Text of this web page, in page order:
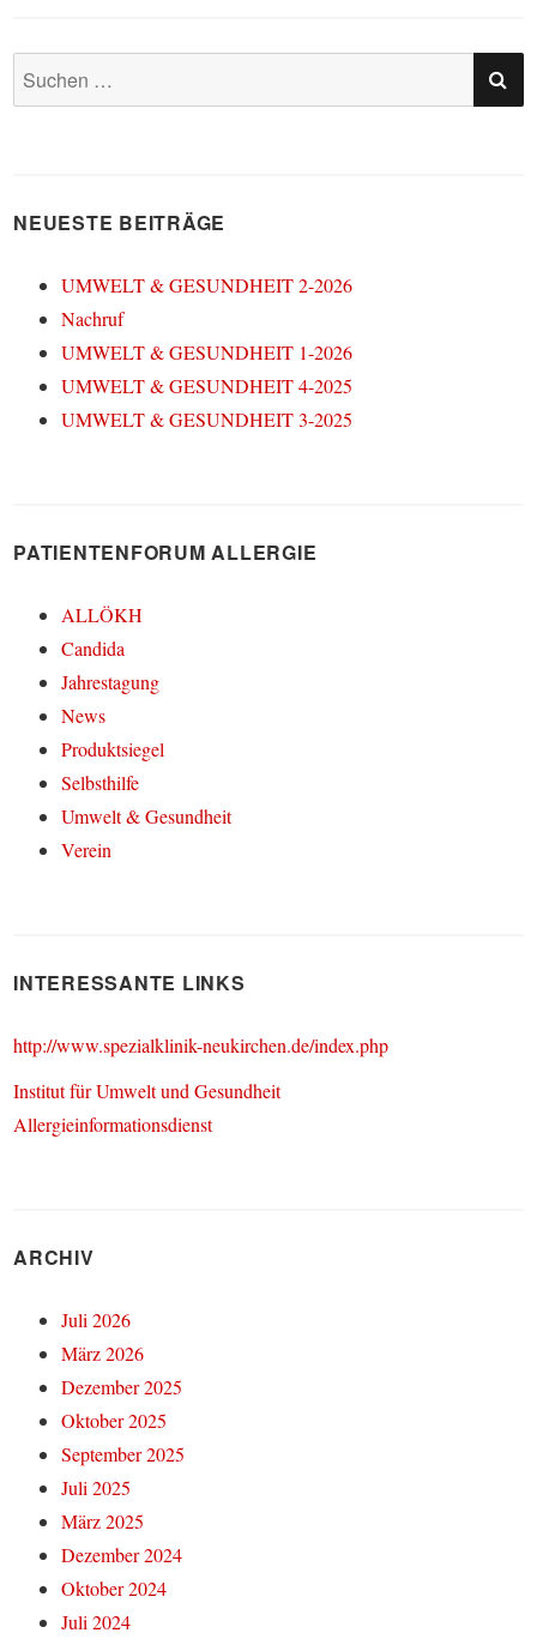
Suchen
nach:
NEUESTE BEITRÄGE
UMWELT & GESUNDHEIT 2-2026
Nachruf
UMWELT & GESUNDHEIT 1-2026
UMWELT & GESUNDHEIT 4-2025
UMWELT & GESUNDHEIT 3-2025
PATIENTENFORUM ALLERGIE
ALLÖKH
Candida
Jahrestagung
News
Produktsiegel
Selbsthilfe
Umwelt & Gesundheit
Verein
INTERESSANTE LINKS
http://www.spezialklinik-neukirchen.de/index.php
Institut für Umwelt und Gesundheit
Allergieinformationsdienst
ARCHIV
Juli 2026
März 2026
Dezember 2025
Oktober 2025
September 2025
Juli 2025
März 2025
Dezember 2024
Oktober 2024
Juli 2024